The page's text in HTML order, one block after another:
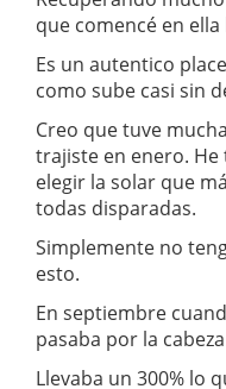
que comencé en
Es un autentico
como sube casi sin
Creo que tuve
trajiste en enero.
elegir la solar que
todas disparadas.
Simplemente no
esto.
En septiembre
pasaba por la
Llevaba un 300% lo